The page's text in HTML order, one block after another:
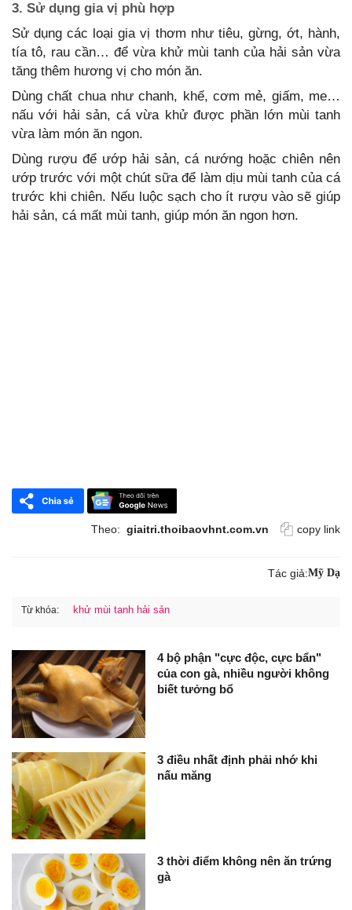
3. Sử dụng gia vị phù hợp
Sử dụng các loại gia vị thơm như tiêu, gừng, ớt, hành,
tía tô, rau cần… để vừa khử mùi tanh của hải sản vừa
tăng thêm hương vị cho món ăn.
Dùng chất chua như chanh, khế, cơm mẻ, giấm, me…
nấu với hải sản, cá vừa khử được phần lớn mùi tanh
vừa làm món ăn ngon.
Dùng rượu để ướp hải sản, cá nướng hoặc chiên nên
ướp trước với một chút sữa để làm dịu mùi tanh của cá
trước khi chiên. Nếu luộc sạch cho ít rượu vào sẽ giúp
hải sản, cá mất mùi tanh, giúp món ăn ngon hơn.
Theo: giaitri.thoibaovhnt.com.vn copy link
Tác giả:Mỹ Dạ
Từ khóa: khử mùi tanh hải sản
4 bộ phận "cực độc, cực bẩn"
của con gà, nhiều người không
biết tưởng bổ
3 điều nhất định phải nhớ khi
nấu măng
3 thời điểm không nên ăn trứng
gà